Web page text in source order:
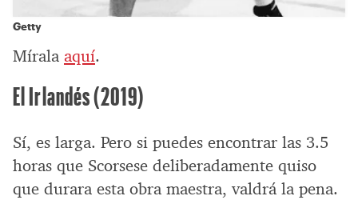
Getty
Mírala aquí.
El Irlandés (2019)
Sí, es larga. Pero si puedes encontrar las 3.5
horas que Scorsese deliberadamente quiso
que durara esta obra maestra, valdrá la pena.